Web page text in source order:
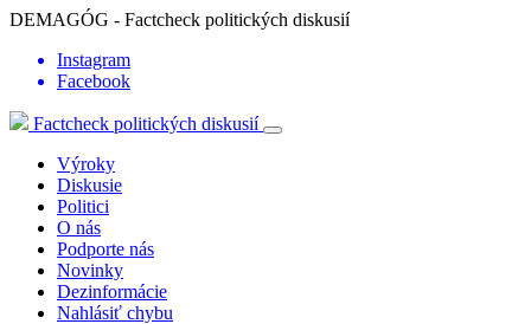
DEMAGÓG - Factcheck politických diskusií
Instagram
Facebook
Factcheck politických diskusií
Výroky
Diskusie
Politici
O nás
Podporte nás
Novinky
Dezinformácie
Nahlásiť chybu